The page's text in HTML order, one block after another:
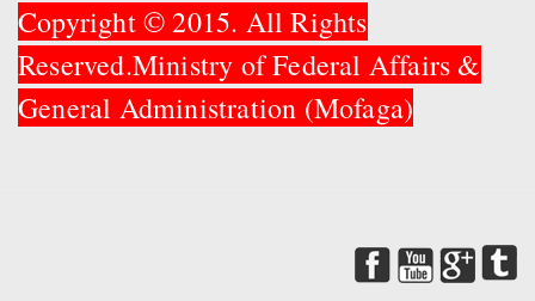
Copyright © 2015. All Rights
Reserved.Ministry of Federal Affairs &
General Administration (Mofaga)